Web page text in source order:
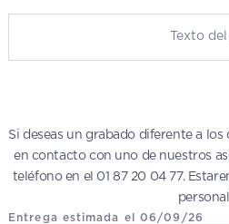
Si deseas un grabado diferente a
en contacto con uno de nuestros
teléfono en el 01 87 20 04 77.
Entrega estimada el 06/09/26